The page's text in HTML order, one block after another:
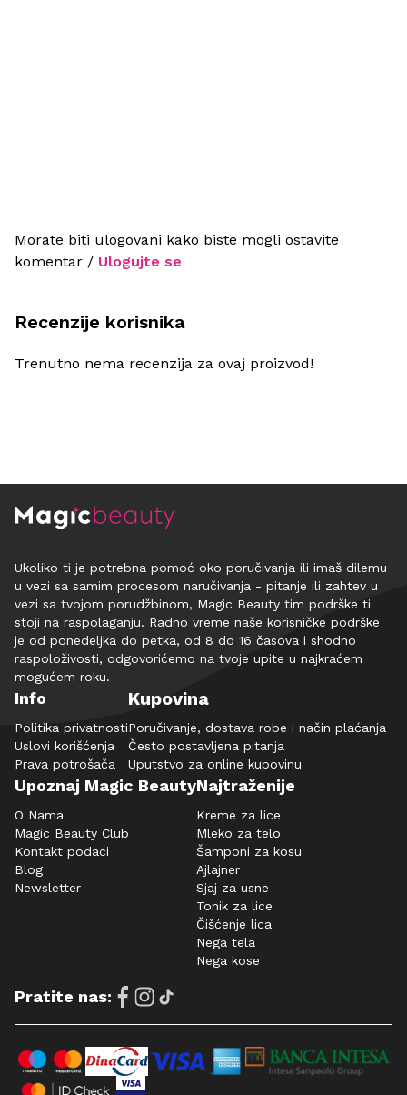
Morate biti ulogovani kako biste mogli ostavite
komentar / Ulogujte se
Recenzije korisnika
Trenutno nema recenzija za ovaj proizvod!
Ukoliko ti je potrebna pomoć oko poručivanja ili imaš dilemu
u vezi sa samim procesom naručivanja - pitanje ili zahtev u
vezi sa tvojom porudžbinom, Magic Beauty tim podrške ti
stoji na raspolaganju. Radno vreme naše korisničke podrške
je od ponedeljka do petka, od 8 do 16 časova i shodno
raspoloživosti, odgovorićemo na tvoje upite u najkraćem
mogućem roku.
Info
Politika privatnosti
Uslovi korišćenja
Prava potrošača
Kupovina
Poručivanje, dostava robe i način plaćanja
Često postavljena pitanja
Uputstvo za online kupovinu
Upoznaj Magic Beauty
O Nama
Magic Beauty Club
Kontakt podaci
Blog
Newsletter
Najtraženije
Kreme za lice
Mleko za telo
Šamponi za kosu
Ajlajner
Sjaj za usne
Tonik za lice
Čišćenje lica
Nega tela
Nega kose
Pratite nas: